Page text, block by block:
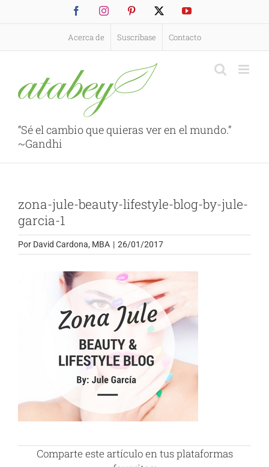
FacebookInstagramPinterest YouTube
Acerca de Suscríbase Contacto
“Sé el cambio que quieras ver en el mundo.”
~Gandhi
zona-jule-beauty-lifestyle-blog-by-jule-
garcia-1
Por David Cardona, MBA | 26/01/2017
Comparte este artículo en tus plataformas